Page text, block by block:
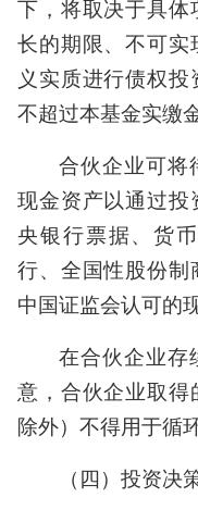
下，将取决于具
长的期限、不可实
义实质进行债权
不超过本基金实缴
合伙企业可将
现金资产以通过投
央银行票据、货
行、全国性股份
中国证监会认可的
在合伙企业存
意，合伙企业取得
除外）不得用于循
（四）投资决